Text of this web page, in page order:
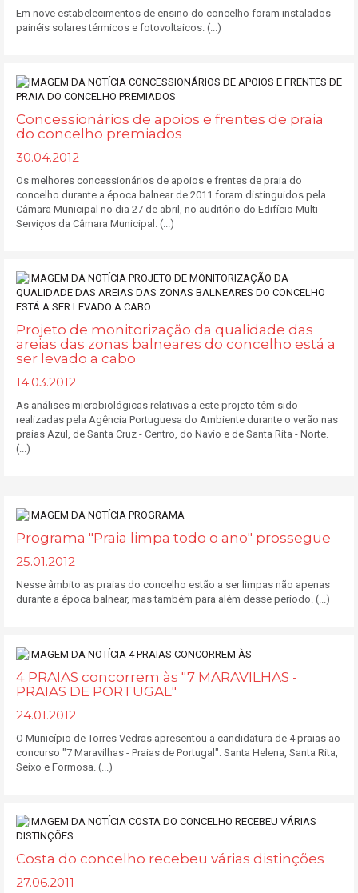
Em nove estabelecimentos de ensino do concelho foram instalados
painéis solares térmicos e fotovoltaicos. (...)
Concessionários de apoios e frentes de praia
do concelho premiados
30.04.2012
Os melhores concessionários de apoios e frentes de praia do
concelho durante a época balnear de 2011 foram distinguidos pela
Câmara Municipal no dia 27 de abril, no auditório do Edifício Multi-
Serviços da Câmara Municipal. (...)
Projeto de monitorização da qualidade das
areias das zonas balneares do concelho está a
ser levado a cabo
14.03.2012
As análises microbiológicas relativas a este projeto têm sido
realizadas pela Agência Portuguesa do Ambiente durante o verão nas
praias Azul, de Santa Cruz - Centro, do Navio e de Santa Rita - Norte.
(...)
Programa "Praia limpa todo o ano" prossegue
25.01.2012
Nesse âmbito as praias do concelho estão a ser limpas não apenas
durante a época balnear, mas também para além desse período. (...)
4 PRAIAS concorrem às "7 MARAVILHAS -
PRAIAS DE PORTUGAL"
24.01.2012
O Município de Torres Vedras apresentou a candidatura de 4 praias ao
concurso "7 Maravilhas - Praias de Portugal": Santa Helena, Santa Rita,
Seixo e Formosa. (...)
Costa do concelho recebeu várias distinções
27.06.2011